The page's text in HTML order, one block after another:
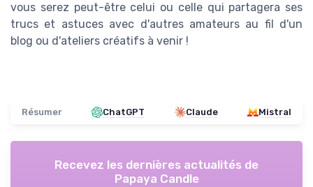
vous serez peut-être celui ou celle qui partagera ses
trucs et astuces avec d'autres amateurs au fil d'un
blog ou d'ateliers créatifs à venir !
Résumer ChatGPT Claude Mistral
Recevez les dernières actualités de
Papaya Candle